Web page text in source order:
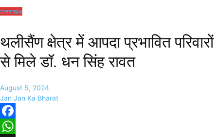
उत्तराखंड
थलीसैंण क्षेत्र में आपदा प्रभावित परिवारों
से मिले डॉ. धन सिंह रावत
August 5, 2024
Jan Jan Ka Bharat
Facebook